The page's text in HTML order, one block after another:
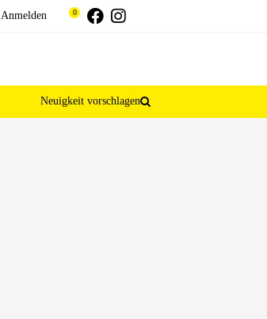
Anmelden 0 Facebook
Neuigkeit vorschlagen